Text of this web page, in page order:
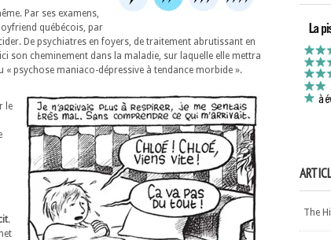
Par ses examens,
québécois, par
De psychiatres en foyers, de traitement abrutissant en
son cheminement dans la maladie, sur laquelle elle mettra
psychose maniaco-dépressive à tendance morbide ».
le
.
The